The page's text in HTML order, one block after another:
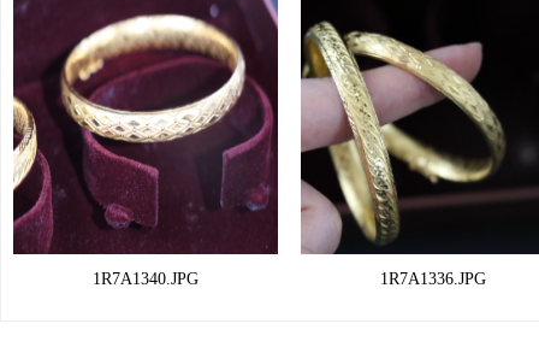
1R7A1340.JPG 1R7A1336.JPG